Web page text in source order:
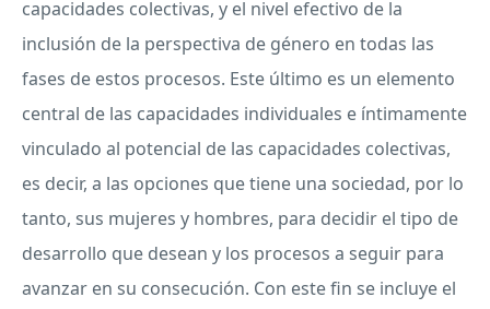
capacidades colectivas, y el nivel efectivo de la
inclusión de la perspectiva de género en todas las
fases de estos procesos. Este último es un elemento
central de las capacidades individuales e íntimamente
vinculado al potencial de las capacidades colectivas,
es decir, a las opciones que tiene una sociedad, por lo
tanto, sus mujeres y hombres, para decidir el tipo de
desarrollo que desean y los procesos a seguir para
avanzar en su consecución. Con este fin se incluye el